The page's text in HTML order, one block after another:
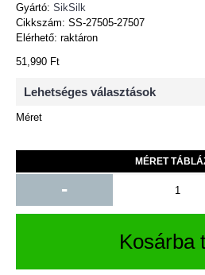
Gyártó: SikSilk
Cikkszám: SS-27505-27507
Elérhető: raktáron
51,990 Ft
Lehetséges választások
Méret
MÉRET
-
Kosárba